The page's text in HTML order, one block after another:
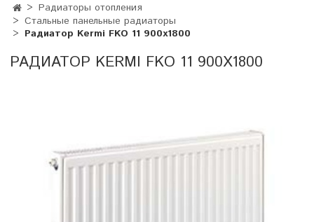
Радиаторы отопления
Стальные панельные радиаторы
Радиатор Kermi FKO 11 900x1800
РАДИАТОР KERMI FKO 11 900X1800